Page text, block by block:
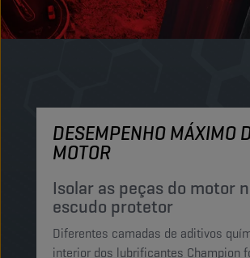
DESEMPENHO MÁXIMO
MOTOR
Isolar as peças do motor
escudo protetor
Diferentes camadas de aditivos
interior dos lubrificantes Champion